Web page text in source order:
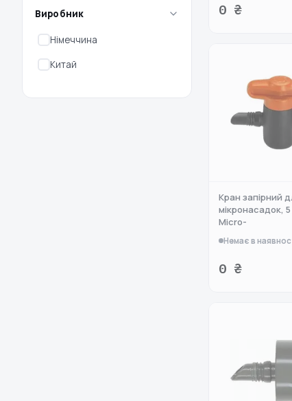
Виробник
Німеччина
Китай
0 ₴
Кран запірний
мікронасадок,
Micro-
Немає в
0 ₴